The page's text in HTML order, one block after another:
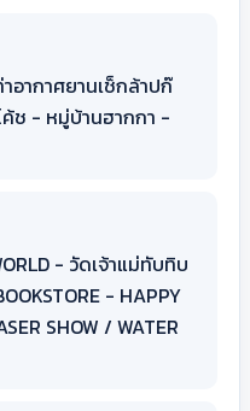
ากาศยานเช็กล้าปก๊
ค้ช - หมู่บ้านฮากกา -
- วัดเจ้าแม่ทับทิบ
- HAPPY
SHOW / WATER